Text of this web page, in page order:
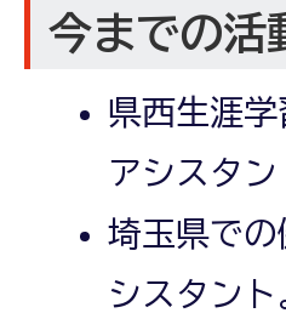
今までの活
県西生涯
アシスタン
埼玉県で
シスタント